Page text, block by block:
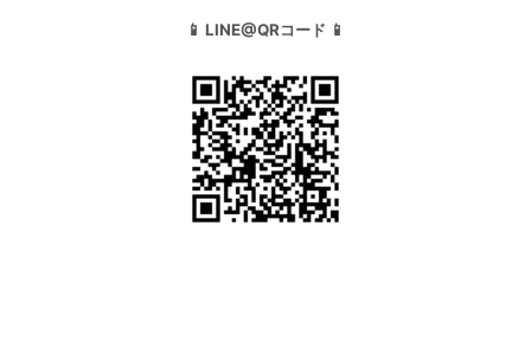
📱 LINE@QRコード 📱